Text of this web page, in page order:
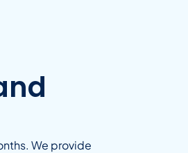
We provide